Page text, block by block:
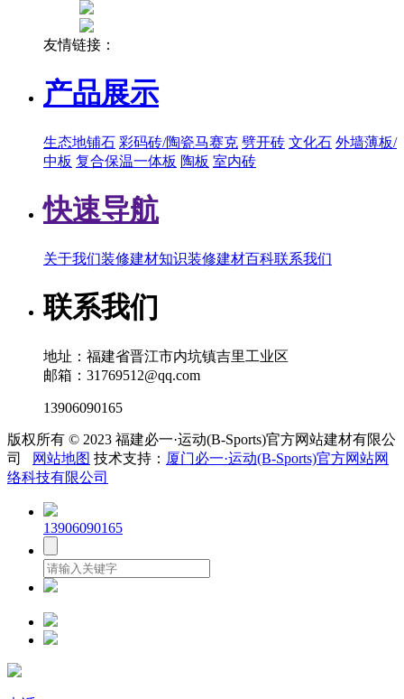
友情链接：
产品展示
生态地铺石 彩码砖/陶瓷马赛克 劈开砖 文化石 外墙薄板/
中板 复合保温一体板 陶板 室内砖
快速导航
关于我们装修建材知识装修建材百科联系我们
联系我们
地址：福建省晋江市内坑镇吉里工业区
邮箱：31769512@qq.com
13906090165
版权所有 © 2023 福建必一·运动(B-Sports)官方网站建材有限公
司
网站地图 技术支持： 厦门必一·运动(B-Sports)官方网站网
络科技有限公司
13906090165